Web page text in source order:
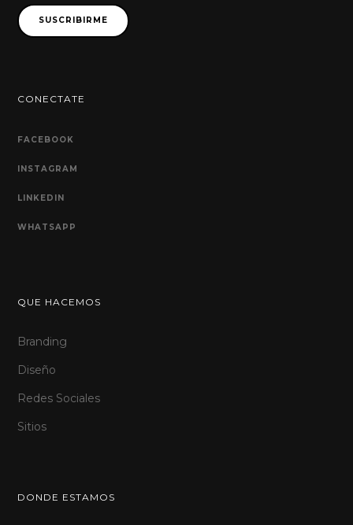
correo
SUSCRIBIRME
CONECTATE
FACEBOOK
INSTAGRAM
LINKEDIN
WHATSAPP
QUE HACEMOS
Branding
Diseño
Redes Sociales
Sitios
DONDE ESTAMOS